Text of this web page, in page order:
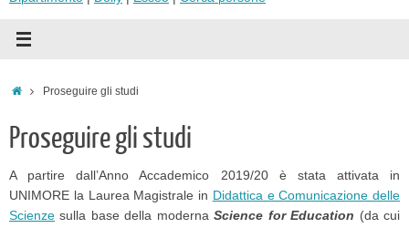
HomeProseguire gli studi
Proseguire gli studi
A partire dall’Anno Accademico 2019/20 è stata attivata in
UNIMORE la Laurea Magistrale in Didattica e Comunicazione delle
Scienze sulla base della modernaScience for Education (da cui